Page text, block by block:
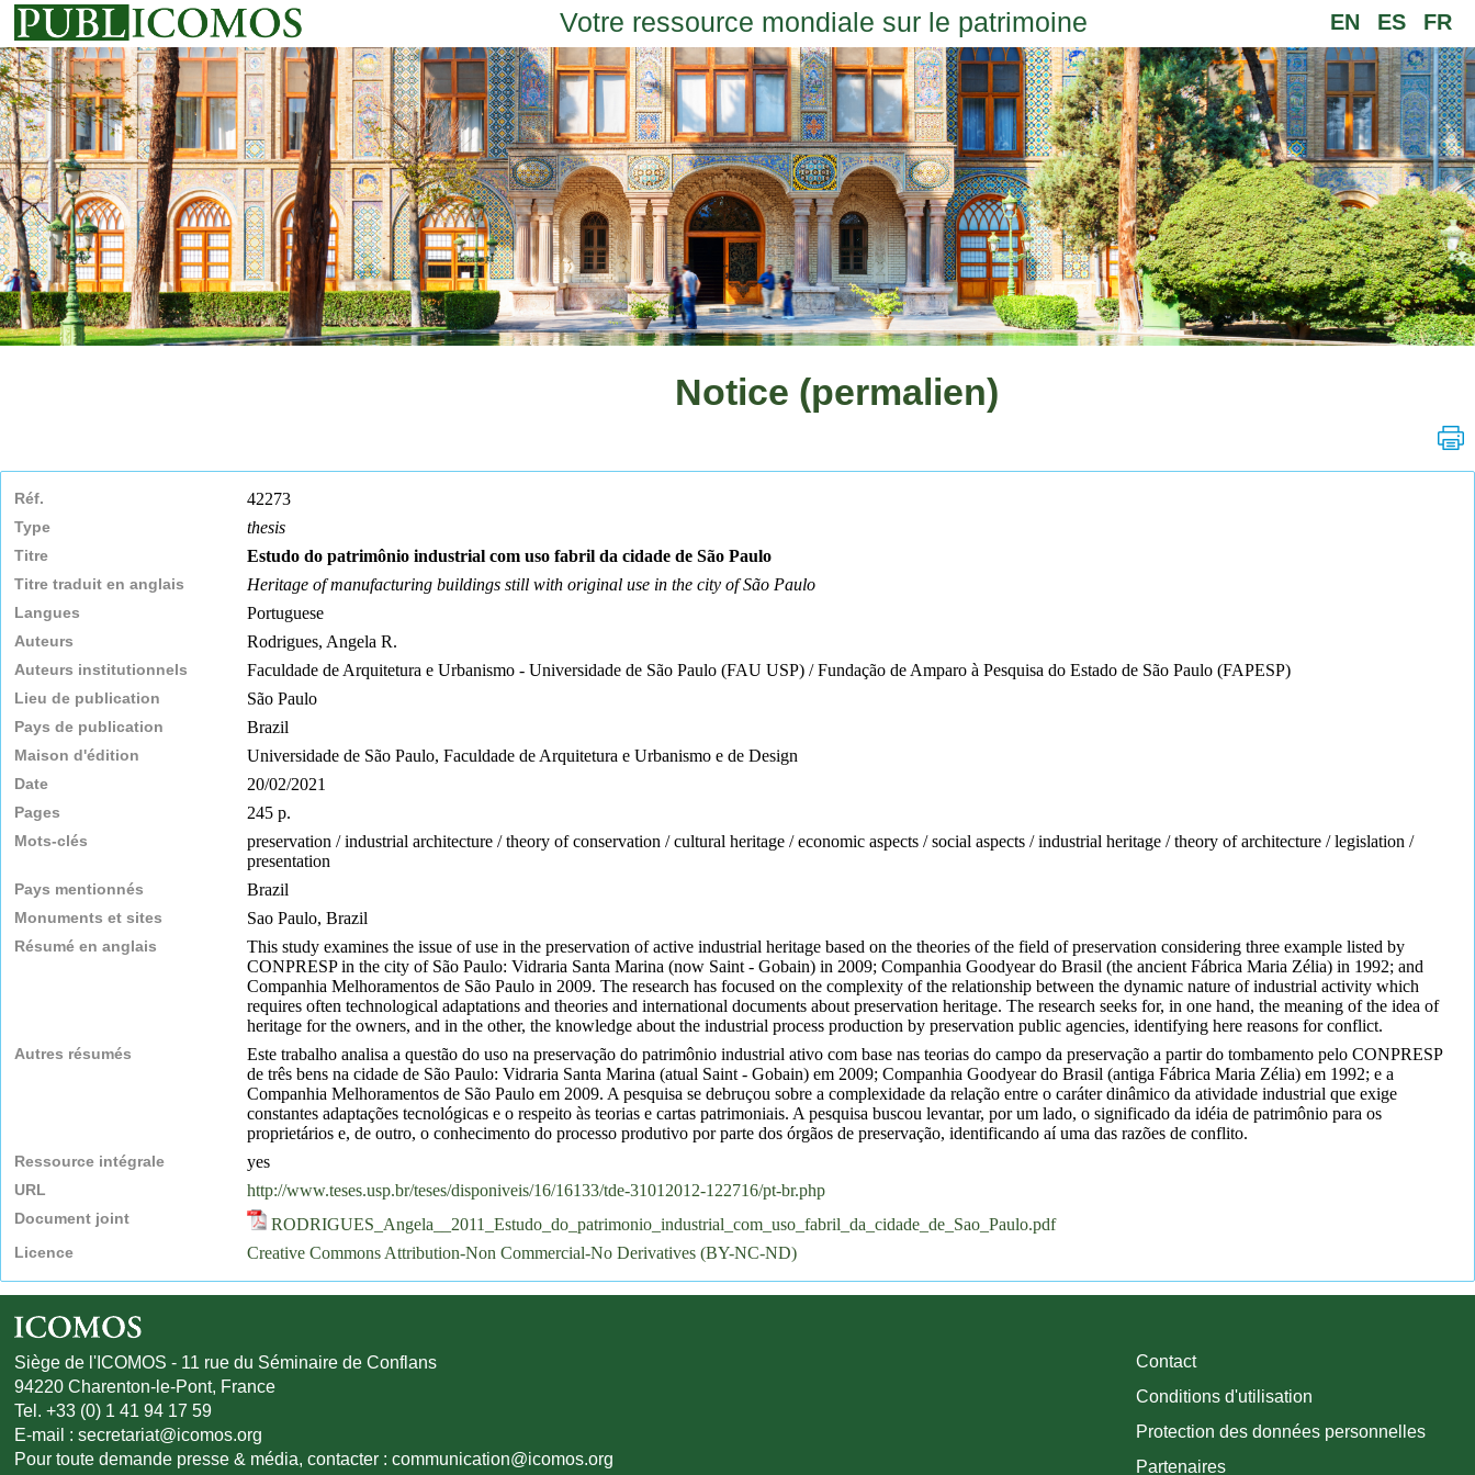
Votre ressource mondiale sur le patrimoine EN ES FR
Notice (permalien)
Réf. 42273
Type thesis
Titre Estudo do patrimônio industrial com uso fabril da cidade de São Paulo
Titre traduit en anglais Heritage of manufacturing buildings still with original use in the city of São Paulo
Langues Portuguese
Auteurs Rodrigues, Angela R.
Auteurs institutionnels Faculdade de Arquitetura e Urbanismo - Universidade de São Paulo (FAU USP) / Fundação de Amparo à Pesquisa do Estado de São Paulo (FAPESP)
Lieu de publication São Paulo
Pays de publication Brazil
Maison d'édition Universidade de São Paulo, Faculdade de Arquitetura e Urbanismo e de Design
Date 20/02/2021
Pages 245 p.
Mots-clés
preservation / industrial architecture / theory of conservation / cultural heritage / economic aspects / social aspects / industrial heritage / theory of architecture / legislation /
presentation
Pays mentionnés Brazil
Monuments et sites Sao Paulo, Brazil
Résumé en anglais
This study examines the issue of use in the preservation of active industrial heritage based on the theories of the field of preservation considering three example listed by
CONPRESP in the city of São Paulo: Vidraria Santa Marina (now Saint - Gobain) in 2009; Companhia Goodyear do Brasil (the ancient Fábrica Maria Zélia) in 1992; and
Companhia Melhoramentos de São Paulo in 2009. The research has focused on the complexity of the relationship between the dynamic nature of industrial activity which
requires often technological adaptations and theories and international documents about preservation heritage. The research seeks for, in one hand, the meaning of the idea of
heritage for the owners, and in the other, the knowledge about the industrial process production by preservation public agencies, identifying here reasons for conflict.
Autres résumés
Este trabalho analisa a questão do uso na preservação do patrimônio industrial ativo com base nas teorias do campo da preservação a partir do tombamento pelo CONPRESP
de três bens na cidade de São Paulo: Vidraria Santa Marina (atual Saint - Gobain) em 2009; Companhia Goodyear do Brasil (antiga Fábrica Maria Zélia) em 1992; e a
Companhia Melhoramentos de São Paulo em 2009. A pesquisa se debruçou sobre a complexidade da relação entre o caráter dinâmico da atividade industrial que exige
constantes adaptações tecnológicas e o respeito às teorias e cartas patrimoniais. A pesquisa buscou levantar, por um lado, o significado da idéia de patrimônio para os
proprietários e, de outro, o conhecimento do processo produtivo por parte dos órgãos de preservação, identificando aí uma das razões de conflito.
Ressource intégrale yes
URL http://www.teses.usp.br/teses/disponiveis/16/16133/tde-31012012-122716/pt-br.php
Document joint RODRIGUES_Angela__2011_Estudo_do_patrimonio_industrial_com_uso_fabril_da_cidade_de_Sao_Paulo.pdf
Licence Creative Commons Attribution-Non Commercial-No Derivatives (BY-NC-ND)
Siège de l'ICOMOS - 11 rue du Séminaire de Conflans
94220 Charenton-le-Pont, France
Tel. +33 (0) 1 41 94 17 59
E-mail :secretariat@icomos.org
Pour toute demande presse & média, contacter :communication@icomos.org
Contact
Conditions d'utilisation
Protection des données personnelles
Partenaires